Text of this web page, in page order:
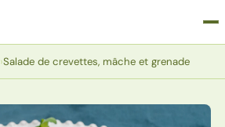
›Salade de crevettes, mâche et grenade